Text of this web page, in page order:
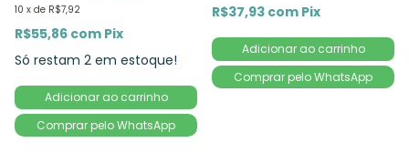
10 x de R$7,92
R$55,86 com Pix
Só restam 2 em estoque!
Comprar pelo WhatsApp
R$37,93 com Pix
Comprar pelo WhatsApp